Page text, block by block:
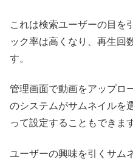
これは検索ユーザーの目を
ック率は高くなり、再生回
す。
管理画面で動画をアップロ
のシステムがサムネイルを
って設定することもできま
ユーザーの興味を引くサム